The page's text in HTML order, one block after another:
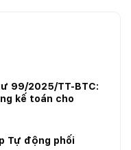
99/2025/TT-BTC:
kế toán cho
Tự động phối